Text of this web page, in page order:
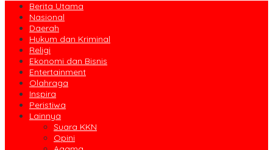
Berita Utama
Nasional
Daerah
Hukum dan Kriminal
Religi
Ekonomi dan Bisnis
Entertainment
Olahraga
Inspira
Peristiwa
Lainnya
Suara KKN
Opini